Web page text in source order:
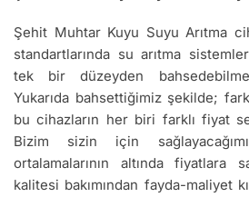
Şehit Muhtar Kuyu Suyu Arıtma
standartlarında su arıtma
tek bir düzeyden
Yukarıda bahsettiğimiz şekilde;
bu cihazların her biri farklı fiyat
Bizim sizin için
ortalamalarının altında
kalitesi bakımından fayda-maliyet